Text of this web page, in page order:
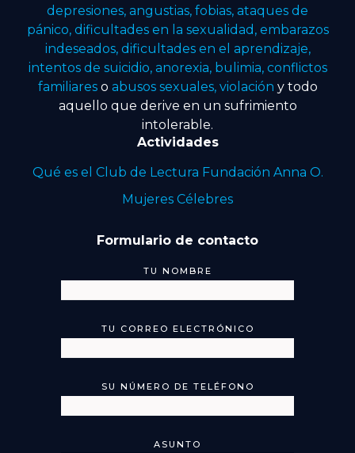
depresiones, angustias, fobias, ataques de
pánico, dificultades en la sexualidad, embarazos
indeseados, dificultades en el aprendizaje,
intentos de suicidio, anorexia, bulimia, conflictos
familiareso abusos sexuales, violación y todo
aquello que derive en un sufrimiento
intolerable.
Actividades
Qué es el Club de Lectura Fundación Anna O.
Mujeres Célebres
Formulario de contacto
TU NOMBRE
TU CORREO ELECTRÓNICO
SU NÚMERO DE TELÉFONO
ASUNTO